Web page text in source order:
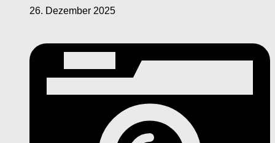
26. Dezember 2025